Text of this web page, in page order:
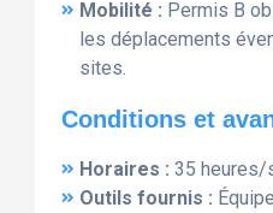
Mobilité : Permis B
les déplacements
sites.
Conditions et
Horaires : 35 heures/
Outils fournis :